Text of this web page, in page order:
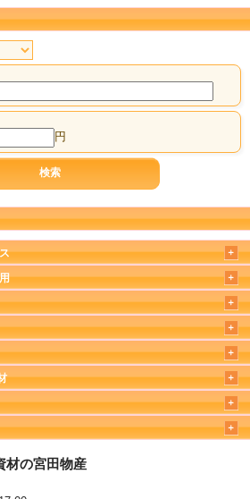
円
材の宮田物産